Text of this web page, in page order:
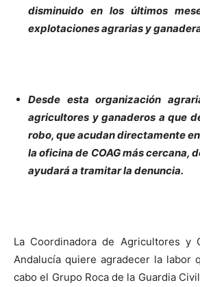
disminuido en los últimos
explotaciones agrarias y
Desde esta organización
agricultores y ganaderos a que
robo, que acudan directamente
la oficina de COAG más cercana,
ayudará a tramitar la denuncia.
La Coordinadora de Agricultores y
Andalucía quiere agradecer la labor
cabo el Grupo Roca de la Guardia